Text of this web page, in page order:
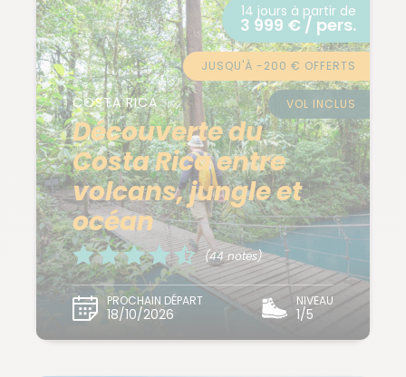
COSTA RICA
Découverte du
Costa Rica entre
volcans, jungle et
océan
(44 notes)
PROCHAIN DÉPART
18/10/2026
NIVEAU
1/5
14 jours à partir de
3 999 € / pers.
JUSQU'À -200 € OFFERTS
VOL INCLUS